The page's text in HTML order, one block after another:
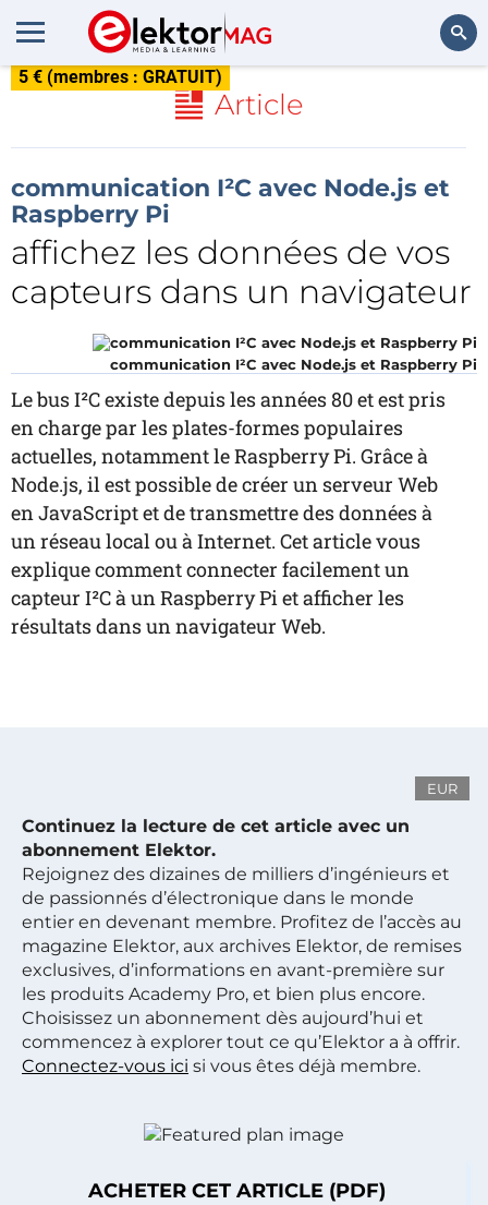
5 € (membres : GRATUIT)
Article
communication I²C avec Node.js et
Raspberry Pi
affichez les données de vos
capteurs dans un navigateur
communication I²C avec Node.js et Raspberry Pi
Le bus I²C existe depuis les années 80 et est pris
en charge par les plates-formes populaires
actuelles, notamment le Raspberry Pi. Grâce à
Node.js, il est possible de créer un serveur Web
en JavaScript et de transmettre des données à
un réseau local ou à Internet. Cet article vous
explique comment connecter facilement un
capteur I²C à un Raspberry Pi et afficher les
résultats dans un navigateur Web.
EUR
Continuez la lecture de cet article avec un
abonnement Elektor.
Rejoignez des dizaines de milliers d’ingénieurs et
de passionnés d’électronique dans le monde
entier en devenant membre. Profitez de l’accès au
magazine Elektor, aux archives Elektor, de remises
exclusives, d’informations en avant-première sur
les produits Academy Pro, et bien plus encore.
Choisissez un abonnement dès aujourd’hui et
commencez à explorer tout ce qu’Elektor a à offrir.
Connectez-vous ici si vous êtes déjà membre.
ACHETER CET ARTICLE (PDF)